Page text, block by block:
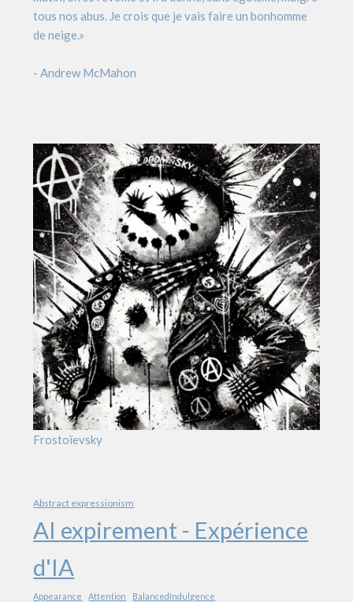
tous nos abus. Je crois que je vais faire un bonhomme
de neige.»
- Andrew McMahon
Frostoïevsky
Abstract expressionism
AI expirement - Expérience
d'IA
Appearance Attention BalancedIndulgence